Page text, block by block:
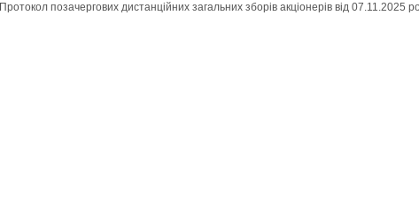
Протокол позачергових дистанційних загальних зборів акціонерів від 07.11.2025